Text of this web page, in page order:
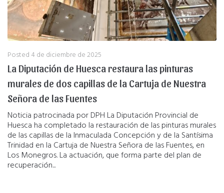
Posted 4 de diciembre de 2025
La Diputación de Huesca restaura las pinturas
murales de dos capillas de la Cartuja de Nuestra
Señora de las Fuentes
Noticia patrocinada por DPH La Diputación Provincial de
Huesca ha completado la restauración de las pinturas murales
de las capillas de la Inmaculada Concepción y de la Santísima
Trinidad en la Cartuja de Nuestra Señora de las Fuentes, en
Los Monegros. La actuación, que forma parte del plan de
recuperación...